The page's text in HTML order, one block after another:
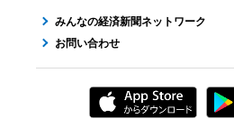
みんなの経済新聞ネットワーク
お問い合わせ